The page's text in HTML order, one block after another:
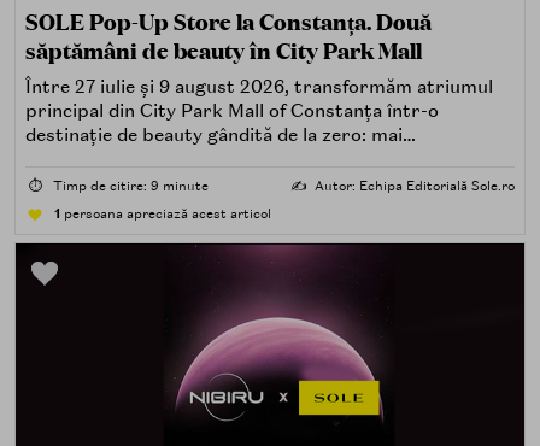
SOLE Pop-Up Store la Constanța. Două
săptămâni de beauty în City Park Mall
Între 27 iulie și 9 august 2026, transformăm atriumul
principal din City Park Mall of Constanța într-o
destinație de beauty gândită de la zero: mai
care îți place, de fapt, să descoperi produse — testând,
atingând, comparând, întrebând.
⏱️ Timp de citire: 9 minute ✍️ Autor: Echipa Editorială Sole.ro
1 persoana apreciază acest articol